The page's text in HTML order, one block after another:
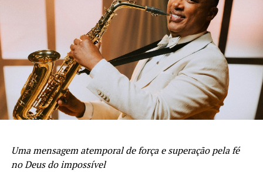
Uma mensagem atemporal de força e superação pela fé
no Deus do impossível